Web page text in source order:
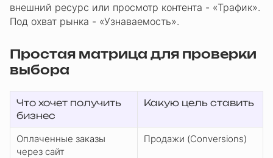
внешний ресурс или просмотр контента - «Трафик».
Под охват рынка - «Узнаваемость».
Простая матрица для проверки
выбора
Что хочет получить
бизнес
Какую цель ставить
Оплаченные заказы
через сайт
Продажи (Conversions)